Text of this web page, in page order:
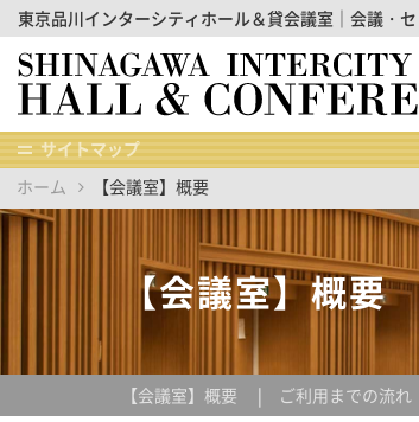
東京品川インターシティホール＆貸会議室｜会議・
サイトマップ
ホーム
【会議室】概要
【会議室】概要
【会議室】概要 ご利用までの流れ